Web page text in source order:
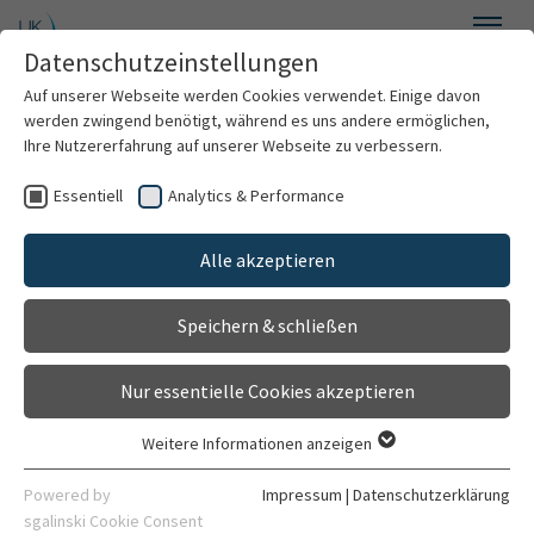
Zum Hauptinhalt springen
Willkommen
Team
Schwangerschaft
Fetale Therapie
Geburtshilfe und Pränatalmedizin
Datenschutzeinstellungen
Auf unserer Webseite werden Cookies verwendet. Einige davon
werden zwingend benötigt, während es uns andere ermöglichen,
Ihre Nutzererfahrung auf unserer Webseite zu verbessern.
Essentiell Analytics & Performance
Alle akzeptieren
Speichern & schließen
Nur essentielle Cookies akzeptieren
Essentielle Cookies werden für grundlegende Funktionen der
Webseite benötigt. Dadurch ist gewährleistet, dass die
Weitere Informationen anzeigen
Powered by
sgalinski Cookie Consent
Impressum | Datenschutzerklärung